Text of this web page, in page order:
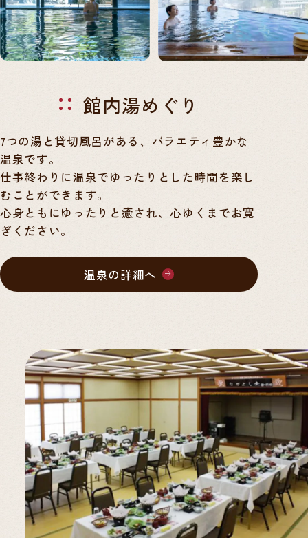
館内湯めぐり
7つの湯と貸切風呂がある、バラエティ豊かな
温泉です。
仕事終わりに温泉でゆったりとした時間を楽し
むことができます。
心身ともにゆったりと癒され、心ゆくまでお寛
ぎください。
温泉の詳細へ